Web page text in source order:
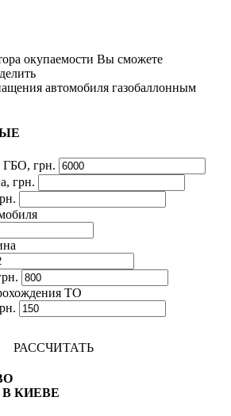
окупаемости Вы сможете
автомобиля газобаллонным
ГБО, грн.
грн.
ТО
РАССЧИТАТЬ
КИЕВЕ